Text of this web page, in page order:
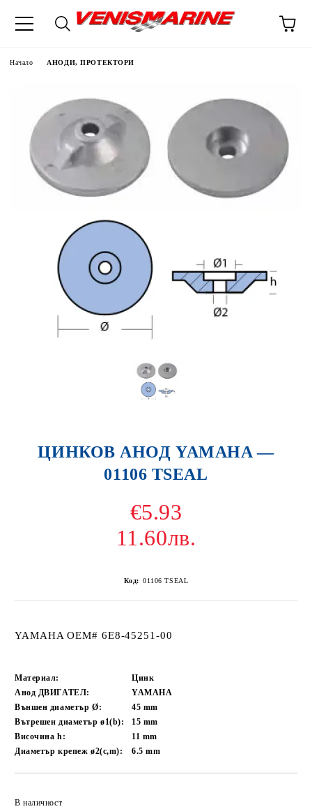
Начало АНОДИ, ПРОТЕКТОРИ
ЦИНКОВ АНОД YAMAHA —
01106 TSEAL
€5.93
11.60лв.
Код: 01106 TSEAL
YAMAHA OEM# 6E8-45251-00
Материал:
Цинк
Анод ДВИГАТЕЛ:
YAMAHA
Външен диаметър Ø:
45 mm
Вътрешен диаметър ø1(b):
15 mm
Височина h:
11 mm
Диаметър крепеж ø2(c,m):
6.5mm
В наличност